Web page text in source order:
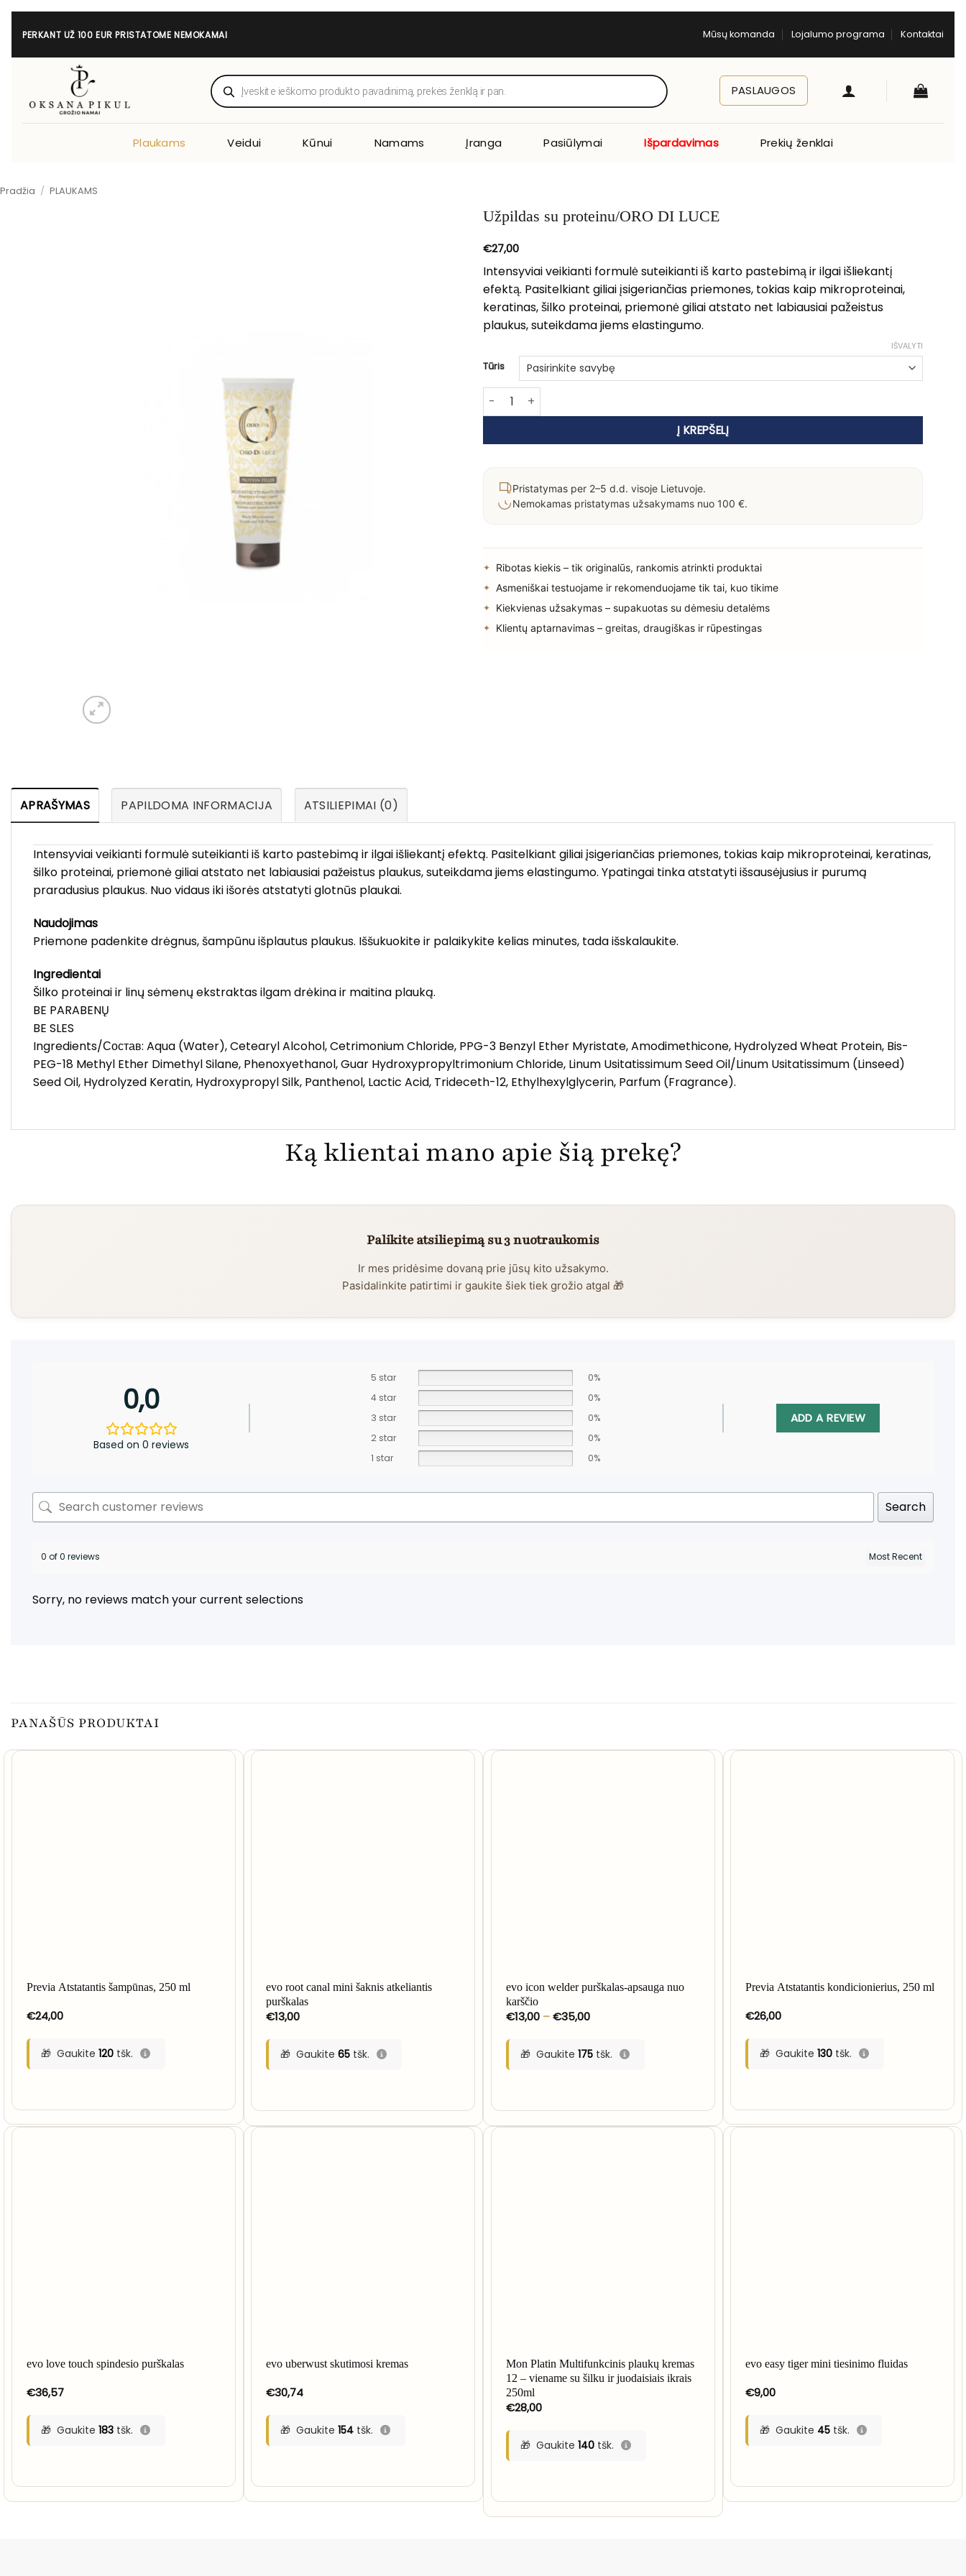
Skip
PERKANT UŽ 100 EUR PRISTATOME NEMOKAMAI Mūsų komanda Lojalumo programa Kontaktai
Products
search PASLAUGOS
Plaukams Veidui Kūnui Namams Įranga Pasiūlymai Išpardavimas Prekių ženklai
Pradžia / PLAUKAMS
Užpildas su proteinu/ORO DI LUCE
€27,00
Intensyviai veikianti formulė suteikianti iš karto pastebimą ir ilgai išliekantį
efektą. Pasitelkiant giliai įsigeriančias priemones, tokias kaip mikroproteinai,
keratinas, šilko proteinai, priemonė giliai atstato net labiausiai pažeistus
plaukus, suteikdama jiems elastingumo.
Tūris
IŠVALYTI
produkto kiekis: Užpildas su proteinu/ORO DI LUCE
Į KREPŠELĮ
Pristatymas per 2–5 d.d. visoje Lietuvoje.
Nemokamas pristatymas užsakymams nuo 100 €.
Ribotas kiekis – tik originalūs, rankomis atrinkti produktai
Asmeniškai testuojame ir rekomenduojame tik tai, kuo tikime
Kiekvienas užsakymas – supakuotas su dėmesiu detalėms
Klientų aptarnavimas – greitas, draugiškas ir rūpestingas
APRAŠYMAS PAPILDOMA INFORMACIJA ATSILIEPIMAI (0)
Intensyviai veikianti formulė suteikianti iš karto pastebimą ir ilgai išliekantį efektą. Pasitelkiant giliai įsigeriančias priemones, tokias kaip mikroproteinai, keratinas,
šilko proteinai, priemonė giliai atstato net labiausiai pažeistus plaukus, suteikdama jiems elastingumo. Ypatingai tinka atstatyti išsausėjusius ir purumą
praradusius plaukus. Nuo vidaus iki išorės atstatyti glotnūs plaukai.
Naudojimas
Priemone padenkite drėgnus, šampūnu išplautus plaukus. Iššukuokite ir palaikykite kelias minutes, tada išskalaukite.
Ingredientai
Šilko proteinai ir linų sėmenų ekstraktas ilgam drėkina ir maitina plauką.
BE PARABENŲ
BE SLES
Ingredients/Состав: Aqua (Water), Cetearyl Alcohol, Cetrimonium Chloride, PPG-3 Benzyl Ether Myristate, Amodimethicone, Hydrolyzed Wheat Protein, Bis-
PEG-18 Methyl Ether Dimethyl Silane, Phenoxyethanol, Guar Hydroxypropyltrimonium Chloride, Linum Usitatissimum Seed Oil/Linum Usitatissimum (Linseed)
Seed Oil, Hydrolyzed Keratin, Hydroxypropyl Silk, Panthenol, Lactic Acid, Trideceth-12, Ethylhexylglycerin, Parfum (Fragrance).
Ką klientai mano apie šią prekę?
Palikite atsiliepimą su 3 nuotraukomis
Ir mes pridėsime dovaną prie jūsų kito užsakymo.
Pasidalinkite patirtimi ir gaukite šiek tiek grožio atgal 🎁
0,0
Based on 0 reviews
5 star
0%
4 star
0%
3 star
0%
2 star
0%
1 star
0%
ADD A REVIEW
Search
0 of 0 reviews
Sorry, no reviews match your current selections
PANAŠŪS PRODUKTAI
Previa Atstatantis šampūnas, 250 ml
€24,00
Gaukite 120tšk.
evo root canal mini šaknis atkeliantis
purškalas
€13,00
Gaukite65 tšk.
evo icon welder purškalas-apsauga nuo
karščio
€13,00 – €35,00Price
through
€35,00
Gaukite 175tšk.
Previa Atstatantis kondicionierius, 250 ml
€26,00
Gaukite130 tšk.
evo love touch spindesio purškalas
€36,57
Gaukite 183tšk.
evo uberwust skutimosi kremas
€30,74
Gaukite154 tšk.
Mon Platin Multifunkcinis plaukų kremas
12 – viename su šilku ir juodaisiais ikrais
250ml
€28,00
Gaukite 140tšk.
evo easy tiger mini tiesinimo fluidas
€9,00
Gaukite 45 tšk.